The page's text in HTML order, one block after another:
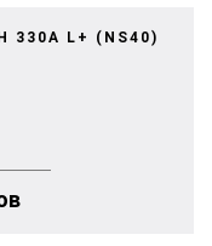
330A L+ (NS40)